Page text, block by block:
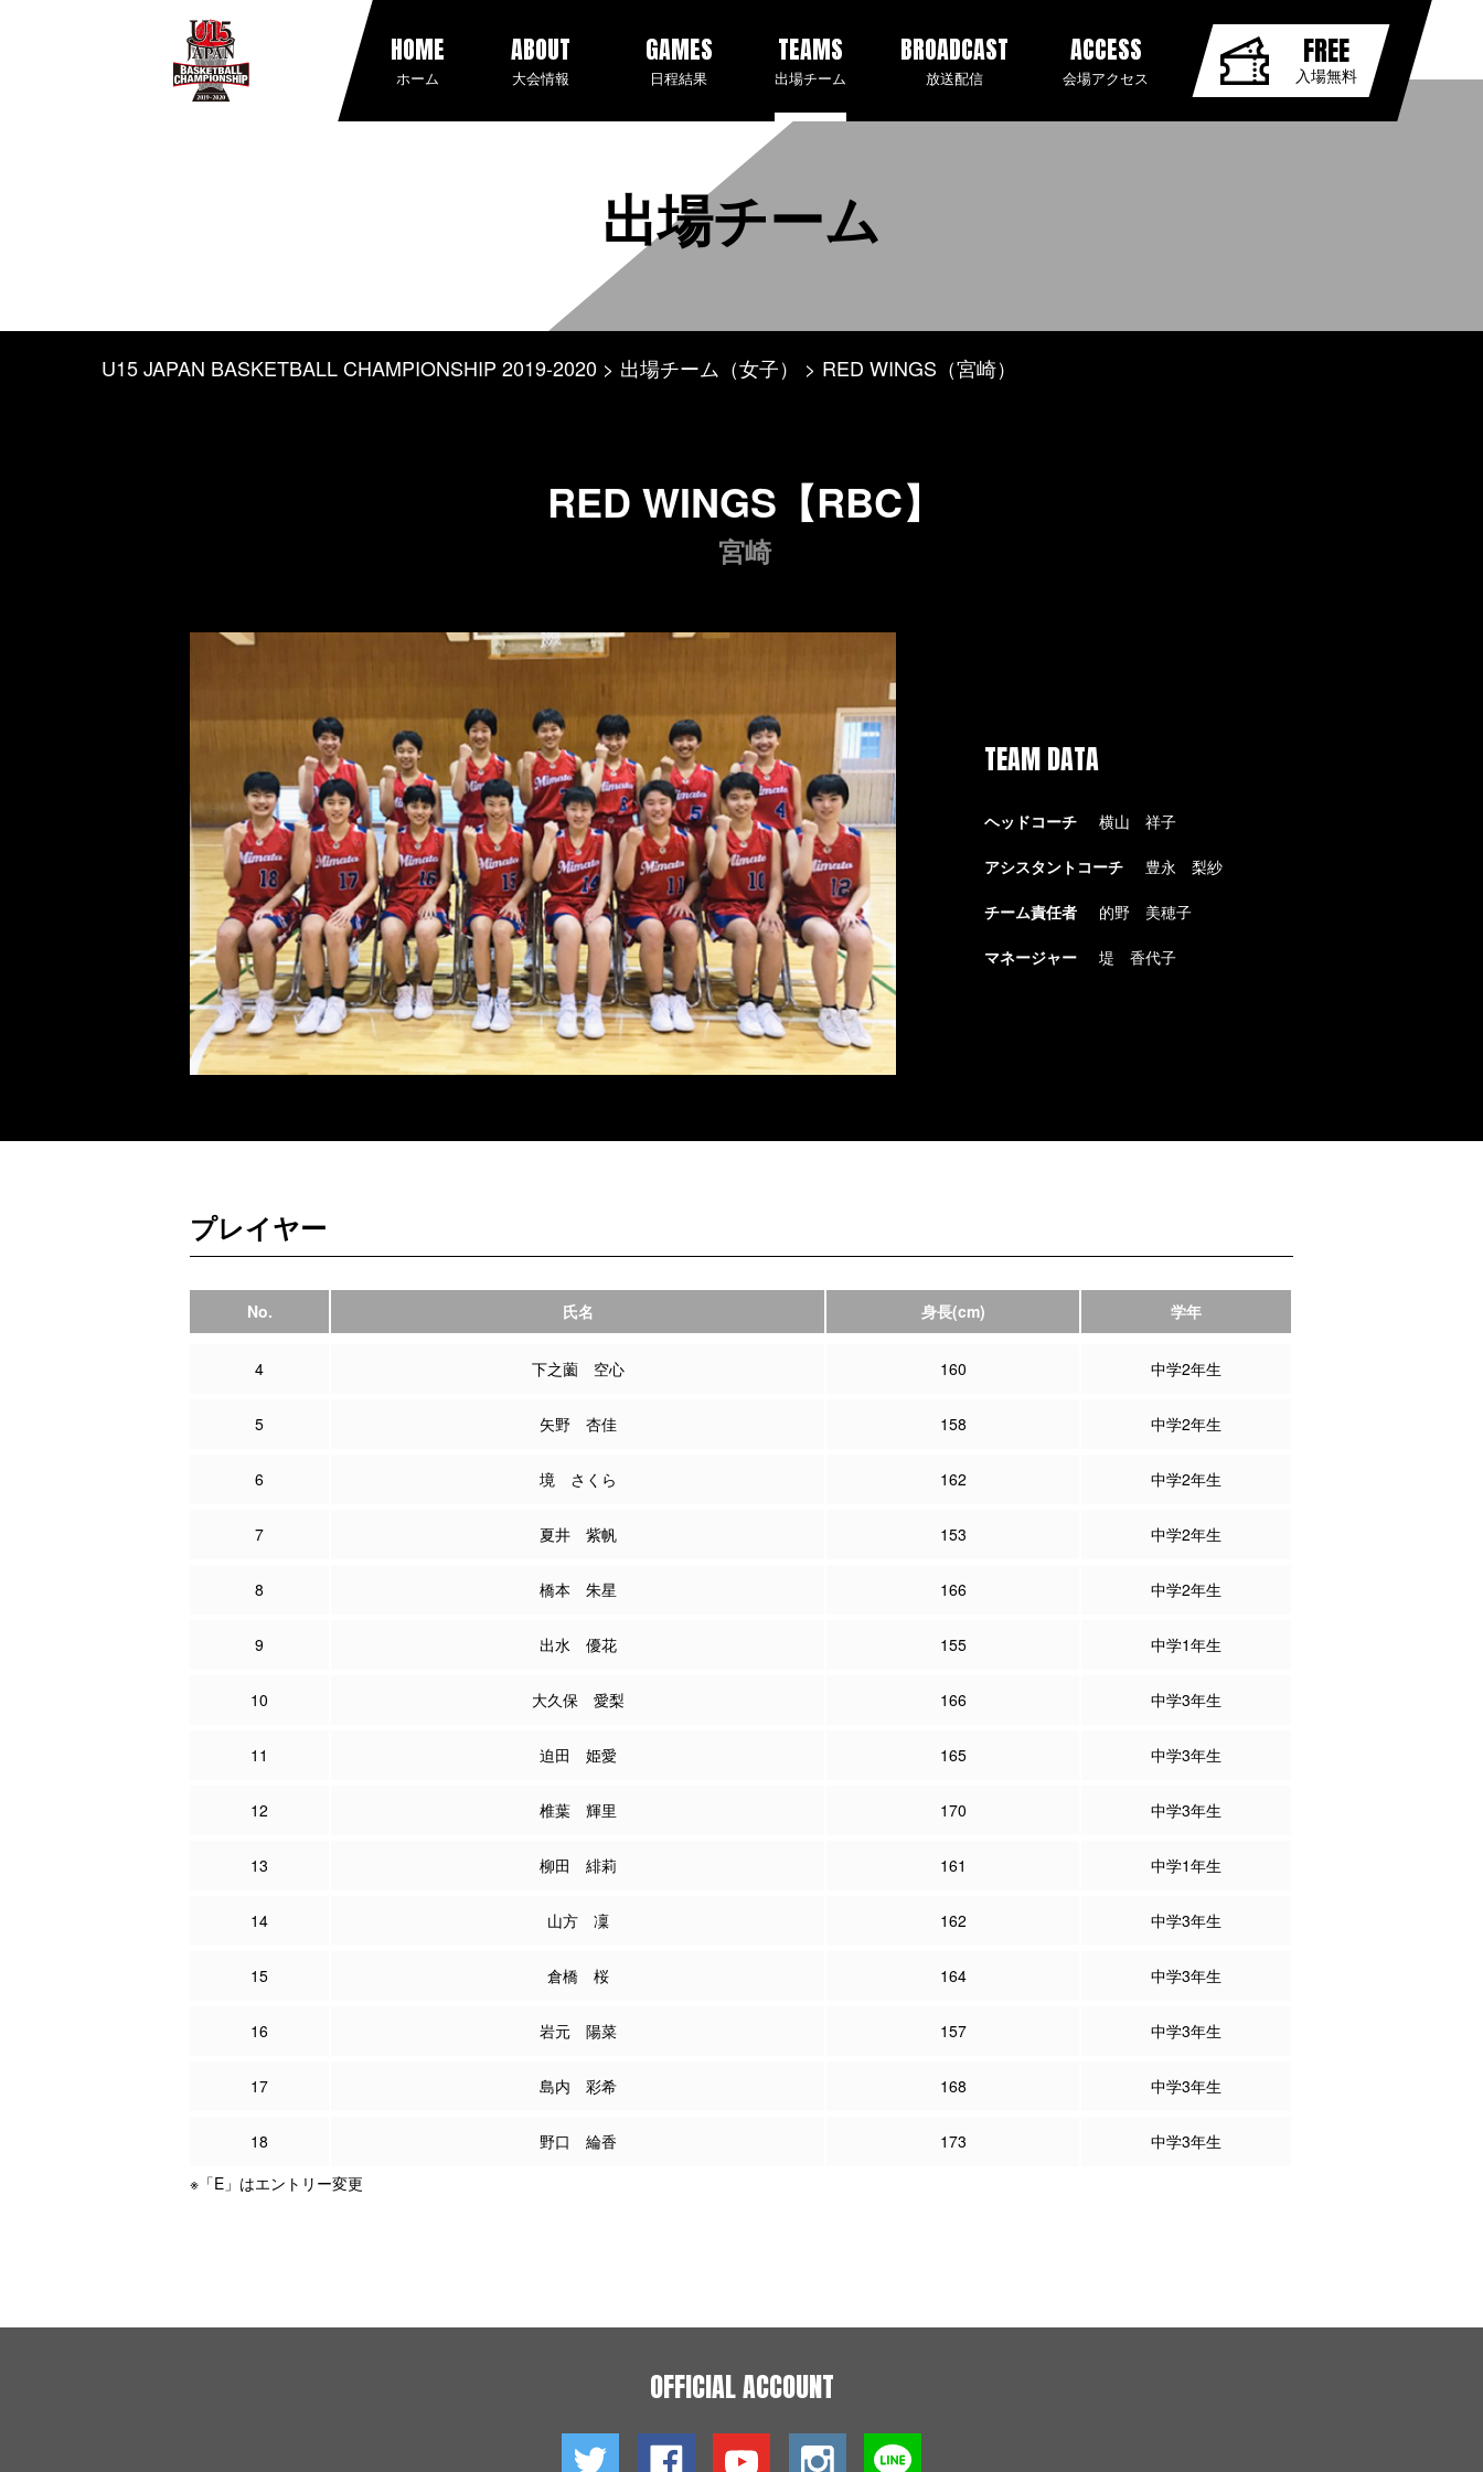
HOME
ホーム
ABOUT
大会情報
GAMES
日程結果
TEAMS
出場チーム
BROADCAST
放送配信
ACCESS
会場アクセス
FREE
入場無料
出場チーム
U15 JAPAN BASKETBALL CHAMPIONSHIP 2019-2020 出場チーム（女子） RED WINGS（宮崎）
RED WINGS【RBC】
宮崎
TEAM DATA
ヘッドコーチ 横山 祥子
アシスタントコーチ 豊永 梨紗
チーム責任者 的野 美穂子
マネージャー 堤 香代子
プレイヤー
No. 氏名 身長(cm) 学年
4 下之薗 空心 160 中学2年生
5 矢野 杏佳 158 中学2年生
6 境 さくら 162 中学2年生
7 夏井 紫帆 153 中学2年生
8 橋本 朱星 166 中学2年生
9 出水 優花 155 中学1年生
10 大久保 愛梨 166 中学3年生
11 迫田 姫愛 165 中学3年生
12 椎葉 輝里 170 中学3年生
13 柳田 緋莉 161 中学1年生
14 山方 凜 162 中学3年生
15 倉橋 桜 164 中学3年生
16 岩元 陽菜 157 中学3年生
17 島内 彩希 168 中学3年生
18 野口 綸香 173
中学3年生
※「E」はエントリー変更
OFFICIAL ACCOUNT